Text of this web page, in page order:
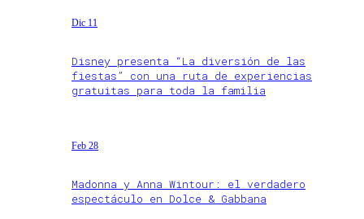
Dic 11
Disney presenta “La diversión de las
fiestas” con una ruta de experiencias
gratuitas para toda la familia
Feb 28
Madonna y Anna Wintour: el verdadero
espectáculo en Dolce & Gabbana